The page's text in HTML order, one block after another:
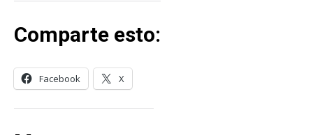
Comparte esto:
Facebook X